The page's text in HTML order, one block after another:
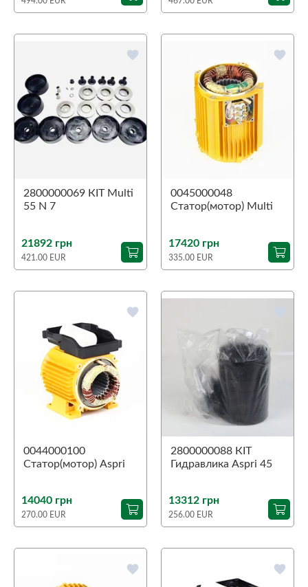
favorite
2800000069 КІТ Multi
55 N 7
21892 грн
421.00 EUR
favorite
0045000048
Статор(мотор) Multi
17420 грн
335.00 EUR
favorite
0044000100
Статор(мотор) Aspri
14040 грн
270.00 EUR
2800000088 КIТ
Гидравлика Aspri 45
13312 грн
256.00 EUR
favorite favorite